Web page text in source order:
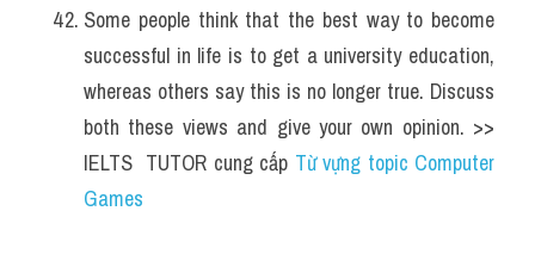
Some people think that the best way to become
successful in life is to get a university education,
whereas others say this is no longer true. Discuss
both these views and give your own opinion. >>
IELTS  TUTOR cung cấp Từ vựng topic Computer
Games